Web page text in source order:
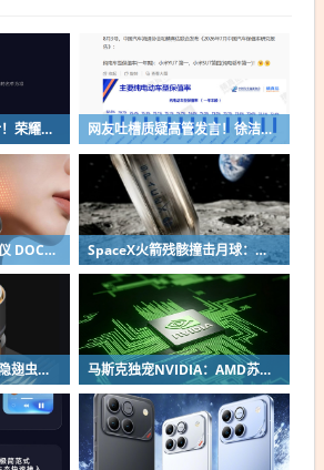
安卓首个液态玻璃设计！荣耀MagicOS 11内测招募开启：17款机型首批升级 网友吐槽质疑高管发言！徐洁云回应“孩go”言论争议：是小米用户宠物名
899元拿下院线级光子仪 DOCO童颜超光炮小米有品众筹上线 SpaceX火箭残骸撞击月球：留下直径约30米巨坑
全球限量200台！魔鬼隐翅虫欧米伽L36 Ultra液冷预售：可动冷头售2999元 马斯克独宠NVIDIA：AMD苏姿丰淡定回应